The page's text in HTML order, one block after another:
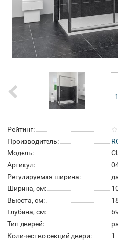
Рейтинг:
Производитель:
Модель:
Артикул:
Регулируемая ширина:
да
Ширина, см:
Высота, см:
Глубина, см:
69
Тип дверей:
Количество секций двери:
1